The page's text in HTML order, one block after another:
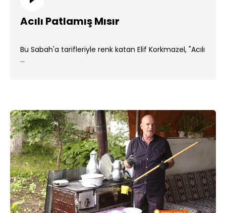
Acılı Patlamış Mısır
Bu Sabah'a tarifleriyle renk katan Elif Korkmazel, "Acılı
...